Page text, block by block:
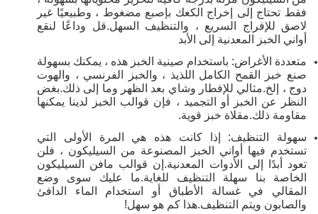
فقط تحتاج إلى إخراج الكعك بإصبع مضغوط ، وطبيعيًا غير
لاصق للإفراج السريع ، والتنظيف السهل.قل وداعًا لنقع
أواني الخبز المعدنية إلى الأبد
متعددة الأغراض: باستخدام صينية الخبز هذه ، يمكنك بسهولة
صنع خبز القمح الكامل اللذيذ ، والخبز الفرنسي ، والهوت
دوج ، إلخ.مثالي للإفطار وشاي بعد الظهر وما إلى ذلك.بغض
النظر عن الخبز أو التجميد ، فإن قوالب الخبز لدينا يمكنها
مقاومة ذلك.مقلاة خبز قوية.
سهولة التنظيف: إذا كانت هذه هي المرة الأولى التي
تستخدم فيها أواني الخبز المصنوعة من السيليكون ، فلن
تعود أبدًا إلى الأدوات المعدنية.إن قوالب مافن السيليكون
الخاصة بنا سهلة التنظيف للغاية.ما عليك سوى وضع
المقالي في غسالة الأطباق أو استخدام الماء الدافئ
والصابون ويتم التنظيف.هذا كم هو سهل!